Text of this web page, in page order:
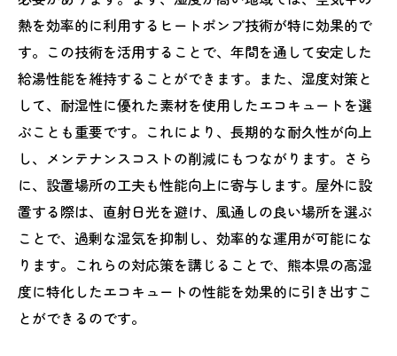
熱を効率的に利用するヒートポンプ技術が特に効果的で
す。この技術を活用することで、年間を通して安定した
給湯性能を維持することができます。また、湿度対策と
して、耐湿性に優れた素材を使用したエコキュートを選
ぶことも重要です。これにより、長期的な耐久性が向上
し、メンテナンスコストの削減にもつながります。さら
に、設置場所の工夫も性能向上に寄与します。屋外に設
置する際は、直射日光を避け、風通しの良い場所を選ぶ
ことで、過剰な湿気を抑制し、効率的な運用が可能にな
ります。これらの対応策を講じることで、熊本県の高湿
度に特化したエコキュートの性能を効果的に引き出すこ
とができるのです。